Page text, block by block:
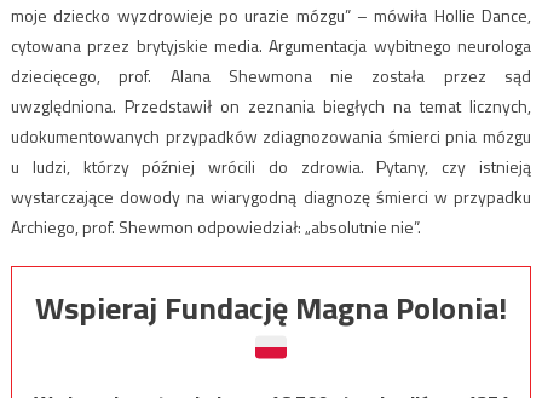
moje dziecko wyzdrowieje po urazie mózgu” – mówiła Hollie Dance,
cytowana przez brytyjskie media. Argumentacja wybitnego neurologa
dziecięcego, prof. Alana Shewmona nie została przez sąd
uwzględniona. Przedstawił on zeznania biegłych na temat licznych,
udokumentowanych przypadków zdiagnozowania śmierci pnia mózgu
u ludzi, którzy później wrócili do zdrowia. Pytany, czy istnieją
wystarczające dowody na wiarygodną diagnozę śmierci w przypadku
Archiego, prof. Shewmon odpowiedział: „absolutnie nie”.
Wspieraj Fundację Magna Polonia!